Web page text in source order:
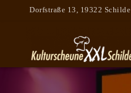
Dorfstraße 13, 19322 Schilde